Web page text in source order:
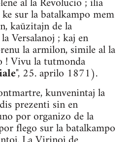
sur la batalkampo mem
kaŭzitajn de la
Versalanoj ; kaj en
la armilon, simile al la
! Vivu la tutmonda
", 25. aprilo 1871).
kunvenintaj la
prezenti sin en
por organizo de la
flego sur la batalkampo